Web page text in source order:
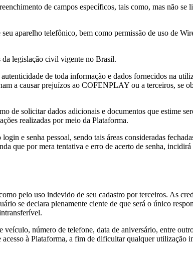
de campos específicos, tais como, mas não
aparelho telefônico, bem como permissão de uso de
da legislação civil vigente no Brasil.
de toda informação e dados fornecidos na
a causar prejuízos ao COFENPLAY ou a terceiros, se
solicitar dados adicionais e documentos que estime
realizadas por meio da Plataforma.
e senha pessoal, sendo tais áreas consideradas
que por mera tentativa e erro de acerto de senha,
pelo uso indevido de seu cadastro por terceiros. As
se declara plenamente ciente de que será o único
número de telefone, data de aniversário, entre
à Plataforma, a fim de dificultar qualquer utilização